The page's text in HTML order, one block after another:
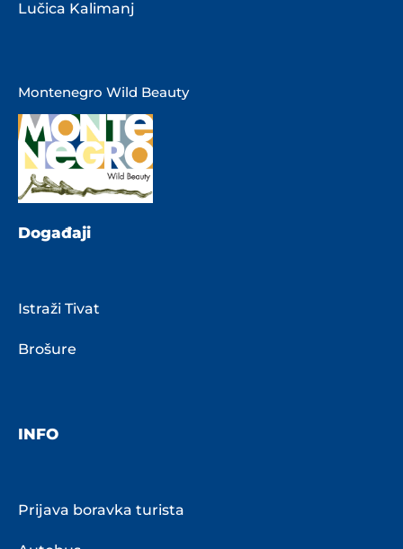
Lučica Kalimanj
Montenegro Wild Beauty
Događaji
Istraži Tivat
Brošure
INFO
Prijava boravka turista